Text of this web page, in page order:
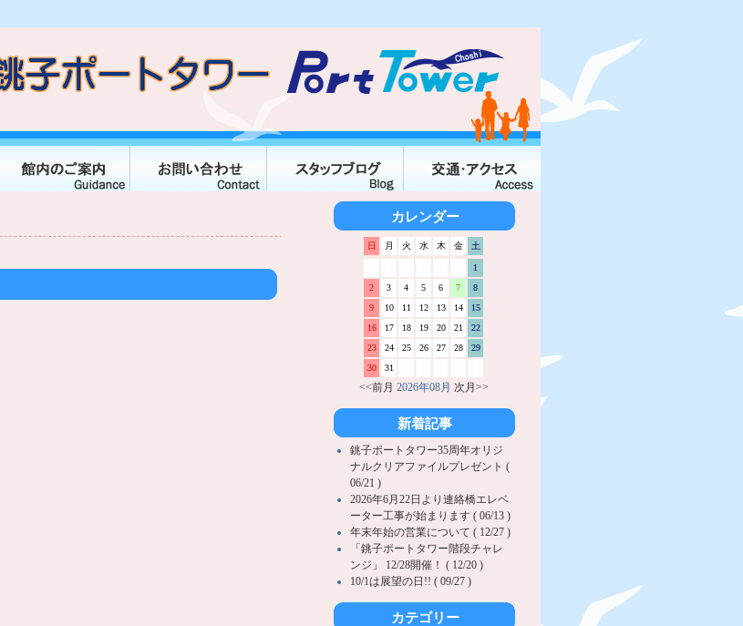
カレンダー
日 月 火 水 木 金 土
1
2
3 4 5 6 7
8
9
10 11 12 13 14
15
16
17 18 19 20 21
22
23
24 25 26 27 28
29
30
31
<<前月 2026年08月 次月>>
新着記事
銚子ポートタワー35周年オリジ
ナルクリアファイルプレゼント (
06/21 )
2026年6月22日より連絡橋エレベ
ーター工事が始まります ( 06/13 )
年末年始の営業について ( 12/27 )
「銚子ポートタワー階段チャレ
ンジ」 12/28開催！ ( 12/20 )
10/1は展望の日!! ( 09/27 )
カテゴリー